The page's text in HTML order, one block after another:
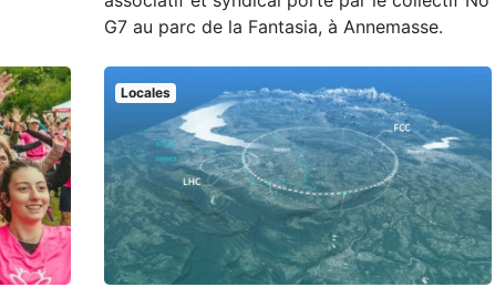
G7 au parc de la Fantasia, à Annemasse.
Locales